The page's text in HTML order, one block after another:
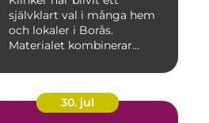
självklart val i många hem
och lokaler i Borås.
Materialet kombinerar
30. jul